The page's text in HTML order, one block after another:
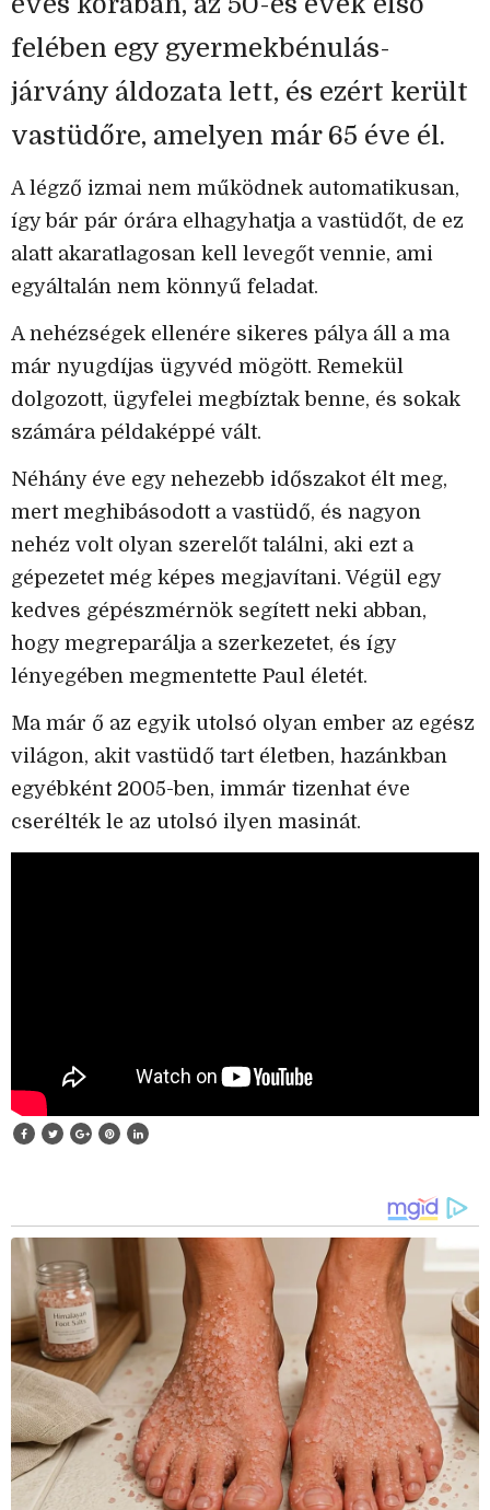
felében egy gyermekbénulás-
járvány áldozata lett, és ezért került
vastüdőre, amelyen már 65 éve él.
A légző izmai nem működnek automatikusan,
így bár pár órára elhagyhatja a vastüdőt, de ez
alatt akaratlagosan kell levegőt vennie, ami
egyáltalán nem könnyű feladat.
A nehézségek ellenére sikeres pálya áll a ma
már nyugdíjas ügyvéd mögött. Remekül
dolgozott, ügyfelei megbíztak benne, és sokak
számára példaképpé vált.
Néhány éve egy nehezebb időszakot élt meg,
mert meghibásodott a vastüdő, és nagyon
nehéz volt olyan szerelőt találni, aki ezt a
gépezetet még képes megjavítani. Végül egy
kedves gépészmérnök segített neki abban,
hogy megreparálja a szerkezetet, és így
lényegében megmentette Paul életét.
Ma már ő az egyik utolsó olyan ember az egész
világon, akit vastüdő tart életben, hazánkban
egyébként 2005-ben, immár tizenhat éve
cserélték le az utolsó ilyen masinát.